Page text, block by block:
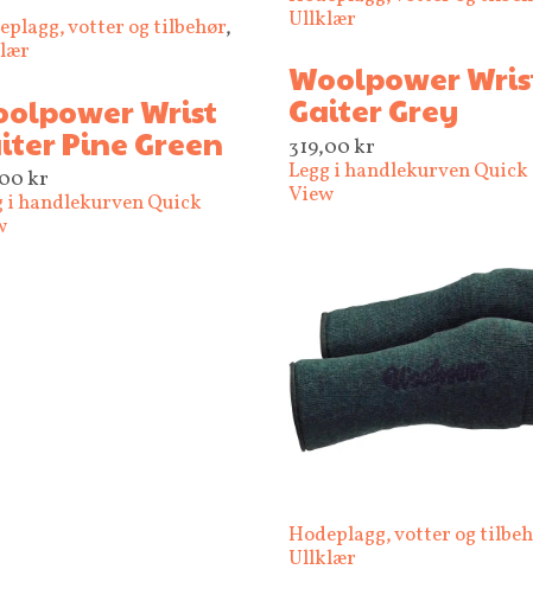
votter og tilbehør,
Wrist
Pine Green
kr
i handlekurvenQuick
Ullklær
Woolpower
Gaiter Grey
319,00kr
Legg i handlekurvenQuick
View
Hodeplagg, votter og
Ullklær